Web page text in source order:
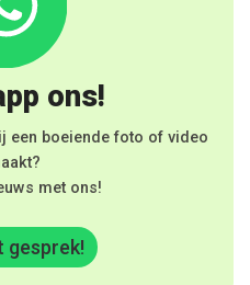
ons!
een boeiende foto of video
met ons!
gesprek!